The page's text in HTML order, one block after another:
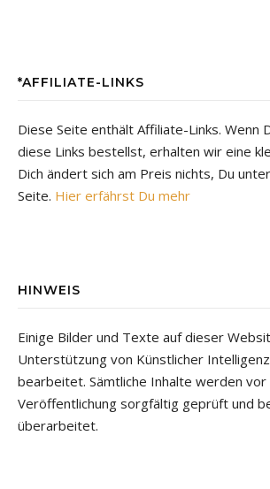
*AFFILIATE-LINKS
Diese Seite enthält Affiliate-Links. Wenn
diese Links bestellst, erhalten wir eine
Dich ändert sich am Preis nichts, Du
Seite. Hier erfährst Du mehr
HINWEIS
Einige Bilder und Texte auf dieser
Unterstützung von Künstlicher
bearbeitet. Sämtliche Inhalte werden
Veröffentlichung sorgfältig geprüft und
überarbeitet.